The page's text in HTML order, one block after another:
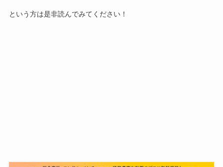
という方は是非読んでみてください！